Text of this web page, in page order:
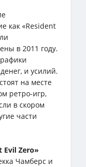
как «Resident
в 2011 году.
и усилий.
на месте
ретро-игр,
в скором
части
Zero»
Чамберс и